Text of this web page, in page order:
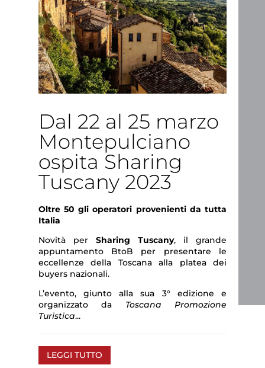
Dal 22 al 25 marzo
Montepulciano
ospita Sharing
Tuscany 2023
Oltre 50 gli operatori provenienti da tutta
Italia
Novità per Sharing Tuscany, il grande
appuntamento BtoB per presentare le
eccellenze della Toscana alla platea dei
buyers nazionali.
L’evento, giunto alla sua 3° edizione e
organizzato da Toscana Promozione
Turistica...
LEGGI TUTTO